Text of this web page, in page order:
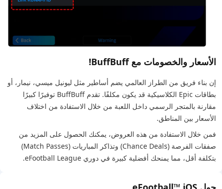
الأسعار والخصومات مع BuffBuff!
إن بناء فريق من الطراز العالمي يضم أساطير مثل ليونيل ميسي، نيمار، أو
بطاقات Epic الكلاسيكية قد يكون مكلفًا. تقدم BuffBuff توفيرًا كبيرًا
مقارنة بالمتجر الرسمي داخل اللعبة من خلال الاستفادة من اختلاف
الأسعار بين المناطق.
فمن خلال الاستفادة من هذه العروض، يمكنك الحصول على المزيد من
صفقات الفرصة (Chance Deals) وتذاكر المباريات (Match Passes)
بتكلفة أقل، مما يمنحك أفضلية كبيرة في دوري eFootball League.